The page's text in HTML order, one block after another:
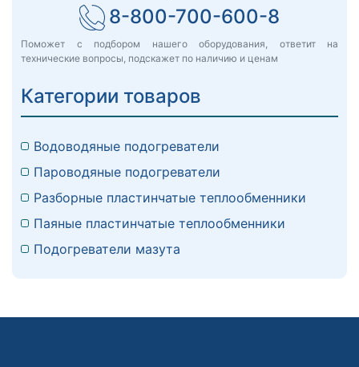
8-800-700-600-8
Поможет с подбором нашего оборудования, ответит на
технические вопросы, подскажет по наличию и ценам
Категории товаров
Водоводяные подогреватели
Пароводяные подогреватели
Разборные пластинчатые теплообменники
Паяные пластинчатые теплообменники
Подогреватели мазута